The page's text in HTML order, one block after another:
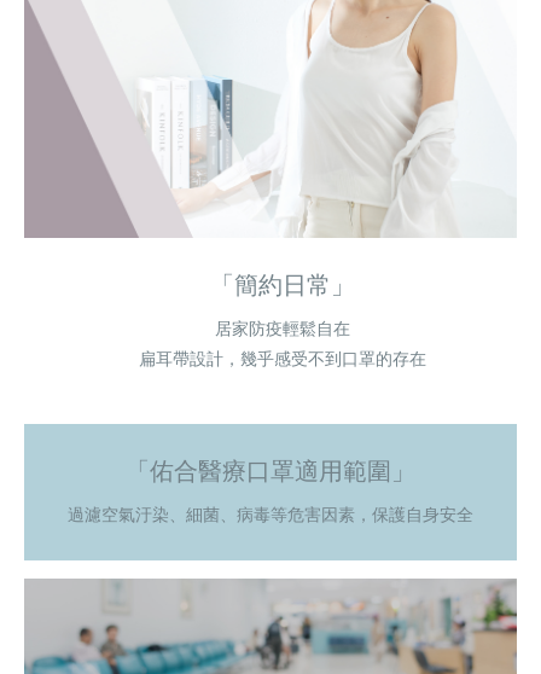
「簡約日常」
居家防疫輕鬆自在
扁耳帶設計，幾乎感受不到口罩的存在
「佑合醫療口罩適用範圍」
過濾空氣汙染、細菌、病毒等危害因素，保護自身安全